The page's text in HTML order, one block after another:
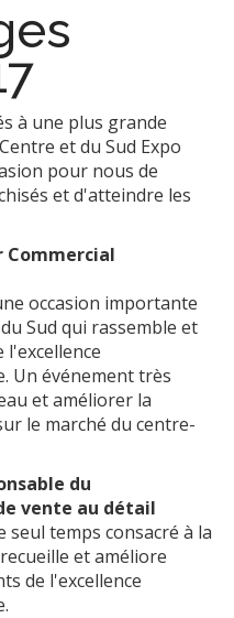
à une plus grande
et du Sud Expo
pour nous de
et d'atteindre les
Commercial
occasion importante
Sud qui rassemble et
Un événement très
et améliorer la
le marché du centre-
du
vente au détail
seul temps consacré à la
et améliore
de l'excellence